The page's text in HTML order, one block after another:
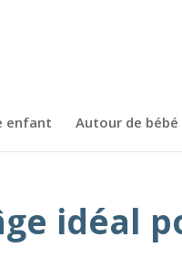
enfant Autour de bébé
idéal